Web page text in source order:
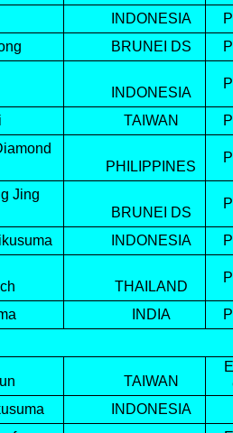
INDONESIA
BRUNEI DS
INDONESIA
TAIWAN
PHILIPPINES
Jing
BRUNEI DS
INDONESIA
THAILAND
INDIA
TAIWAN
INDONESIA